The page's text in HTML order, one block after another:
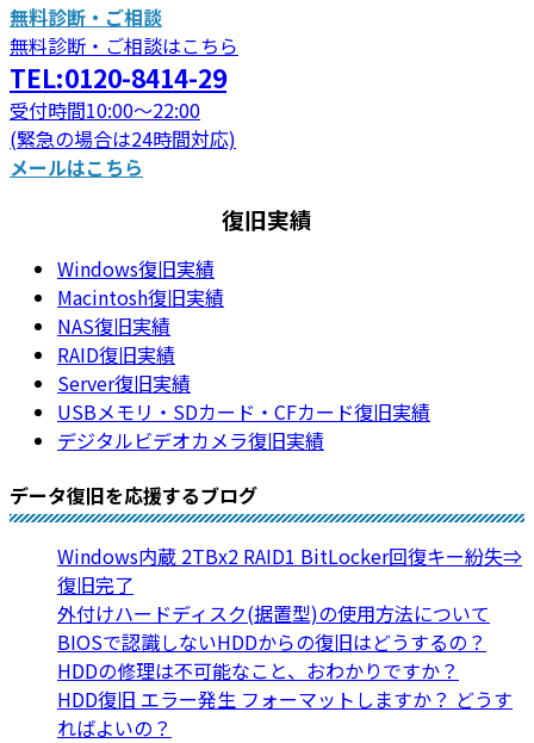
無料診断・ご相談
無料診断・ご相談はこちら
TEL:0120-8414-29
受付時間10:00～22:00
(緊急の場合は24時間対応)
メールはこちら
復旧実績
Windows復旧実績
Macintosh復旧実績
NAS復旧実績
RAID復旧実績
Server復旧実績
USBメモリ・SDカード・CFカード復旧実績
デジタルビデオカメラ復旧実績
データ復旧を応援するブログ
Windows内蔵 2TBx2 RAID1 BitLocker回復キー紛失⇒
復旧完了
外付けハードディスク(据置型)の使用方法について
BIOSで認識しないHDDからの復旧はどうするの？
HDDの修理は不可能なこと、おわかりですか？
HDD復旧 エラー発生 フォーマットしますか？ どうす
ればよいの？